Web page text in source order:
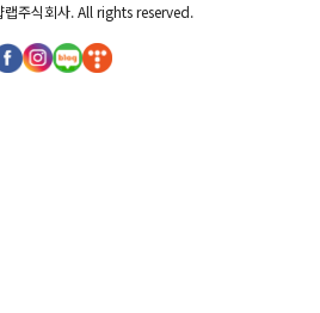
랩주식회사. All rights reserved.